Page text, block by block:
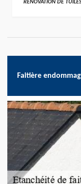
RÉNOVATION DE
Faitière